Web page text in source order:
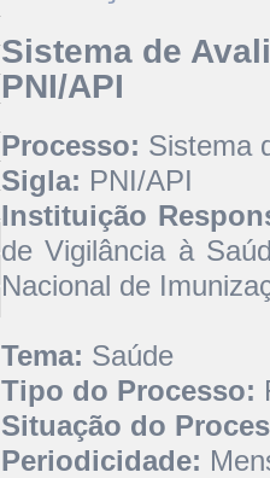
Sistema de
PNI/API
Processo: Sistema
Sigla: PNI/API
Instituição
de Vigilância à
Nacional de
Tema: Saúde
Tipo do Processo:
Situação do
Periodicidade: